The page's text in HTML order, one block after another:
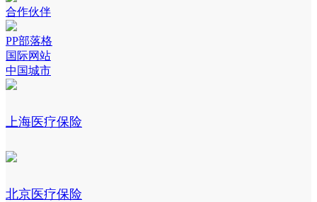
合作伙伴
PP部落格
国际网站
中国城市
上海医疗保险
北京医疗保险